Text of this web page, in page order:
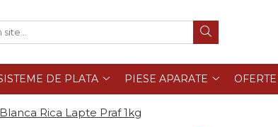
DE PLATA PIESE APARATE OFERTE
Rica Lapte Praf 1kg